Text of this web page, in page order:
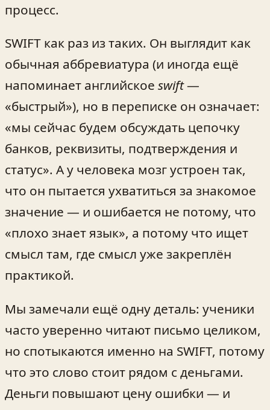
процесс.
SWIFT как раз из таких. Он выглядит как
обычная аббревиатура (и иногда ещё
напоминает английское swift—
«быстрый»), но в переписке он означает:
«мы сейчас будем обсуждать цепочку
банков, реквизиты, подтверждения и
статус». А у человека мозг устроен так,
что он пытается ухватиться за знакомое
значение — и ошибается не потому, что
«плохо знает язык», а потому что ищет
смысл там, где смысл уже закреплён
практикой.
Мы замечали ещё одну деталь: ученики
часто уверенно читают письмо целиком,
но спотыкаются именно на SWIFT, потому
что это слово стоит рядом с деньгами.
Деньги повышают цену ошибки — и